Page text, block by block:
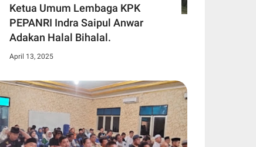
Ketua Umum Lembaga KPK
PEPANRI Indra Saipul Anwar
Adakan Halal Bihalal.
April 13, 2025